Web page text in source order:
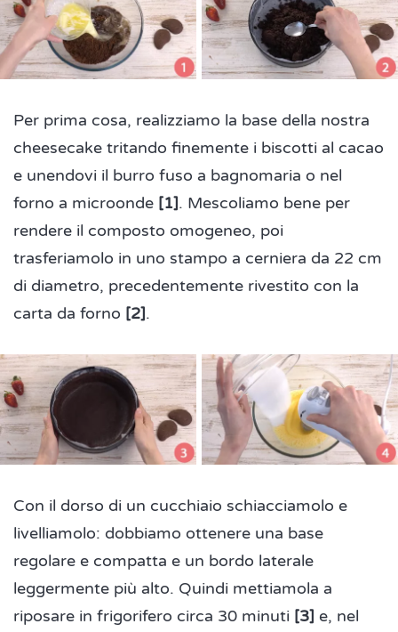
Per prima cosa, realizziamo la base della nostra
cheesecake tritando finemente i biscotti al cacao
e unendovi il burro fuso a bagnomaria o nel
forno a microonde [1]. Mescoliamo bene per
rendere il composto omogeneo, poi
trasferiamolo in uno stampo a cerniera da 22 cm
di diametro, precedentemente rivestito con la
carta da forno [2].
Con il dorso di un cucchiaio schiacciamolo e
livelliamolo: dobbiamo ottenere una base
regolare e compatta e un bordo laterale
leggermente più alto. Quindi mettiamola a
riposare in frigorifero circa 30 minuti [3] e, nel